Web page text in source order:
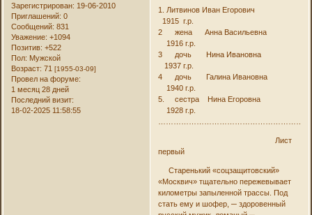
Зарегистрирован: 19-06-2010
Приглашений: 0
Сообщений: 831
Уважение: +1094
Позитив: +522
Пол: Мужской
Возраст: 71[1955-03-09]
Провел на форуме:
1 месяц 28 дней
Последний визит:
18-02-2025 11:58:55
1. Литвинов Иван Егорович
1915 г.р.
2 жена Анна Васильевна
1916 г.р.
3 дочь Нина Ивановна
1937 г.р.
4 дочь Галина Ивановна
1940 г.р.
5. сестра Нина Егоровна
1928 г.р.
Лист
первый
Старенький «соцзащитовский»
«Москвич» тщательно пережевывает
километры запыленной трассы. Под
стать ему и шофер, ─ здоровенный